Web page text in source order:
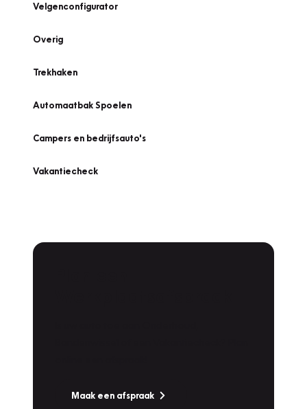
Velgenconfigurator
Overig
Trekhaken
Automaatbak Spoelen
Campers en bedrijfsauto's
Vakantiecheck
Maak een afspraak